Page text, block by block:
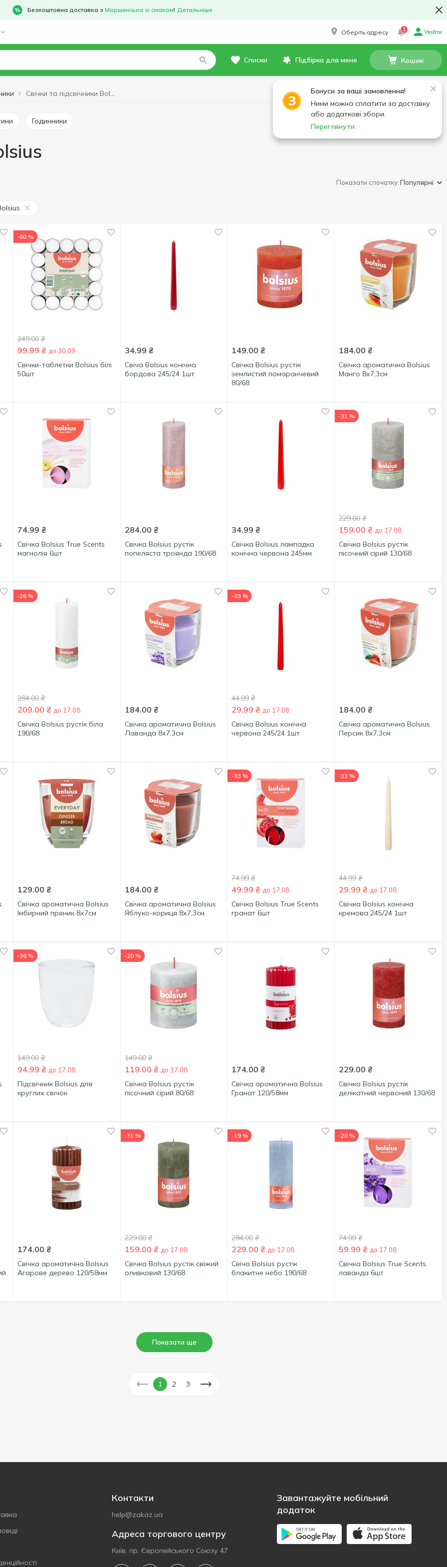
Безкоштовна доставка з Моршинська зі смаком! Детальніше
Оберіть адресу 1 Увійти
Списки Підбірка для мене Кошик
Бонуси за ваші замовлення!
Ними можна сплатити за доставку
або додаткові збори.
Переглянути
Свічки та підсвічники Bolsius
Годинники
Показати спочатку:Популярні
-60 %
249.00 ₴
99.99 ₴ до 30.09
Свічки-таблетки Bolsius білі
50шт
34.99 ₴
Свіча Bolsius конічна
бордова 245/24 1шт
149.00 ₴
Свічка Bolsius рустік
землистий помаранчевий
80/68
184.00 ₴
Свічка ароматична Bolsius
Манго 8х7,3см
74.99 ₴
Свічка Bolsius True Scents
магнолія 6шт
284.00 ₴
Свічка Bolsius рустік
попеляста троянда 190/68
34.99 ₴
Свічка Bolsius лампадка
конічна червона 245мм
-31 %
229.00 ₴
159.00 ₴ до 17.08
Свічка Bolsius рустік
пісочний сірий 130/68
-26 %
284.00 ₴
209.00 ₴ до 17.08
Свічка Bolsius рустік біла
190/68
184.00 ₴
Свічка ароматична Bolsius
Лаванда 8х7,3см
-33 %
44.99 ₴
29.99 ₴ до 17.08
Свічка Bolsius конічна
червона 245/24 1шт
184.00 ₴
Свічка ароматична Bolsius
Персик 8х7,3см
129.00 ₴
Свічка ароматична Bolsius
Імбирний пряник 8х7см
184.00 ₴
Свічка ароматична Bolsius
Яблуко-кориця 8х7,3см
-33 %
74.99 ₴
49.99 ₴ до 17.08
Свічка Bolsius True Scents
гранат 6шт
-33 %
44.99 ₴
29.99 ₴ до 17.08
Свічка Bolsius конічна
кремова 245/24 1шт
-36 %
149.00 ₴
94.99 ₴ до 17.08
Підсвічник Bolsius для
круглих свічок
-20 %
149.00 ₴
119.00 ₴ до 17.08
Свічка Bolsius рустік
пісочний сірий 80/68
174.00 ₴
Свічка ароматична Bolsius
Гранат 120/58мм
229.00 ₴
Свічка Bolsius рустік
делікатний червоний 130/68
174.00 ₴
Свічка ароматична Bolsius
Агарове дерево 120/58мм
-31 %
229.00 ₴
159.00 ₴ до 17.08
Свічка Bolsius рустік свіжий
оливковий 130/68
-19 %
284.00 ₴
229.00 ₴ до 17.08
Свіча Bolsius рустік
блакитне небо 190/68
-20 %
74.99 ₴
59.99 ₴ до 17.08
Свічка Bolsius True Scents
лаванда 6шт
Показати ще
1 2 3
Контакти
help@zakaz.ua
Адреса торгового центру
Київ, пр. Європейського Союзу 47
Завантажуйте мобільний
додаток